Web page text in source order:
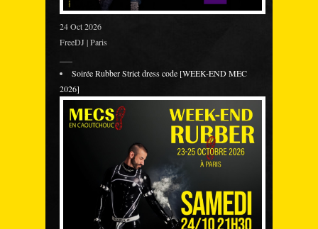
24 Oct 2026
FreeDJ | Paris
Soirée Rubber Strict dress code [WEEK-END MEC
2026]